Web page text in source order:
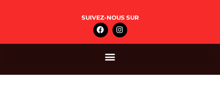
SUIVEZ-NOUS SUR